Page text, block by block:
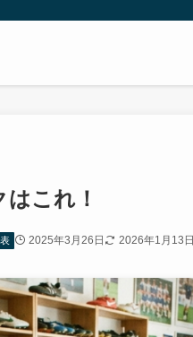
これ！
2025年3月26日 2026年1月13日